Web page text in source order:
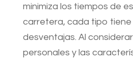
minimiza los tiempos de
carretera, cada tipo tiene
desventajas. Al
personales y las